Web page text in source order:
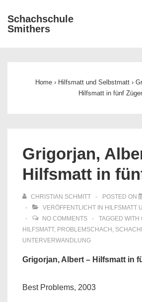
Zum
Inhalt
Schachschule
Smithers
Home › Hilfsmatt und Selbstmatt ›
Hilfsmatt in fünf
Grigorjan,
Hilfsmatt in
CHRISTIAN SCHMITT POSTED ON
VERÖFFENTLICHT IN HILFSMATT
NO COMMENTS
TAGGED WITH
HILFSMATT, PROBLEMSCHACH ,
UNTERVERWANDLUNG
Grigorjan, Albert – Hilfsmatt in
Best Problems, 2003